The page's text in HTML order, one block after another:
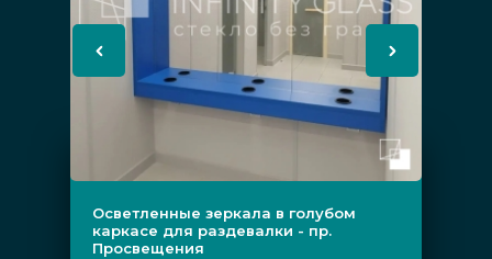
Осветленные зеркала в голубом
каркасе для раздевалки - пр.
Просвещения